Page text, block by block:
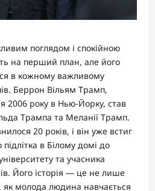
поглядом і спокійною
на перший план, але його
в кожному важливому
Беррон Вільям Трамп,
2006 року в Нью-Йорку, став
Трампа та Меланії Трамп.
20 років, і він уже встиг
в Білому домі до
та учасника
Його історія — це не лише
як молода людина навчається